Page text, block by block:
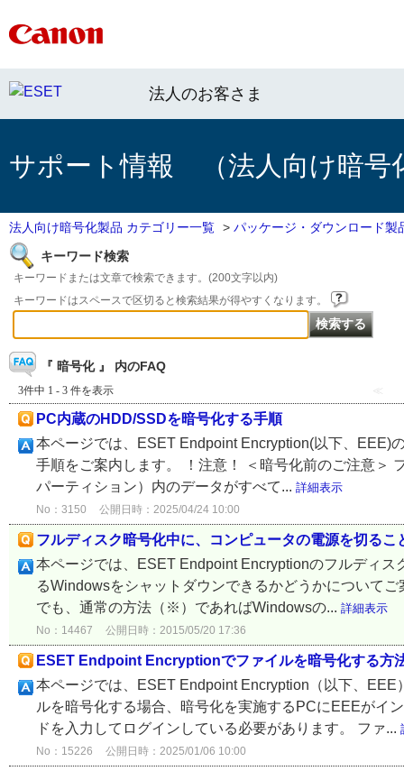
法人のお客さま
サポート情報 （法人向け暗号
法人向け暗号化製品 カテゴリー一覧 > パッケージ・ダウンロード製
キーワード検索
キーワードまたは文章で検索できます。(200文字以内)
キーワードはスペースで区切ると検索結果が得やすくなります。
『 暗号化 』 内のFAQ
3件中 1 - 3 件を表示 ≪
PC内蔵のHDD/SSDを暗号化する手順
本ページでは、ESET Endpoint Encryption(以下、EEE)
手順をご案内します。 ！注意！ ＜暗号化前のご注意＞
パーティション）内のデータがすべて... 詳細表示
No：3150 公開日時：2025/04/24 10:00
フルディスク暗号化中に、コンピュータの電源を切るこ
本ページでは、ESET Endpoint Encryptionのフルディ
るWindowsをシャットダウンできるかどうかについて
でも、通常の方法（※）であればWindowsの... 詳細表示
No：14467 公開日時：2015/05/20 17:36
ESET Endpoint Encryptionでファイルを暗号化する方
本ページでは、ESET Endpoint Encryption（以下、
ルを暗号化する場合、暗号化を実施するPCにEEEがイ
ドを入力してログインしている必要があります。 ファ...
No：15226 公開日時：2025/01/06 10:00